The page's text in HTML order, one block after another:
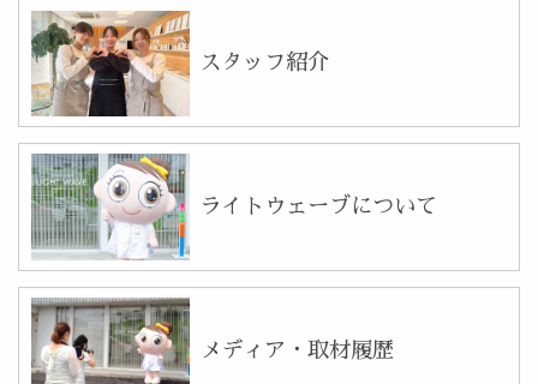
スタッフ紹介
ライトウェーブについて
メディア・取材履歴